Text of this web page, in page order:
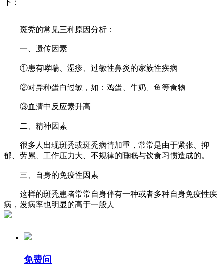
下：
斑秃的常见三种原因分析：
一、遗传因素
①患有哮喘、湿疹、过敏性鼻炎的家族性疾病
②对异种蛋白过敏，如：鸡蛋、牛奶、鱼等食物
③血清中反应素升高
二、精神因素
很多人出现斑秃或斑秃病情加重，常常是由于紧张、抑
郁、劳累、工作压力大、不规律的睡眠与饮食习惯造成的。
三、自身的免疫性因素
这样的斑秃患者常常自身伴有一种或者多种自身免疫性疾
病，发病率也明显的高于一般人
免费问